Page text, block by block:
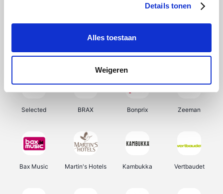
Details tonen
Alles toestaan
Weigeren
Samsung My Jewellery Delonghi Tennis Point
Selected BRAX Bonprix Zeeman
Bax Music Martin's Hotels Kambukka Vertbaudet